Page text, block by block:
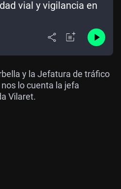
vial y vigilancia en
y la Jefatura de tráfico
lo cuenta la jefa
Vilaret.